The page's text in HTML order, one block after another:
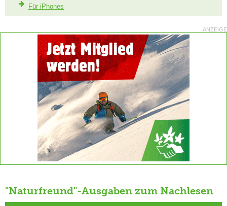
Für iPhones
ANZEIGE
"Naturfreund"-Ausgaben zum Nachlesen